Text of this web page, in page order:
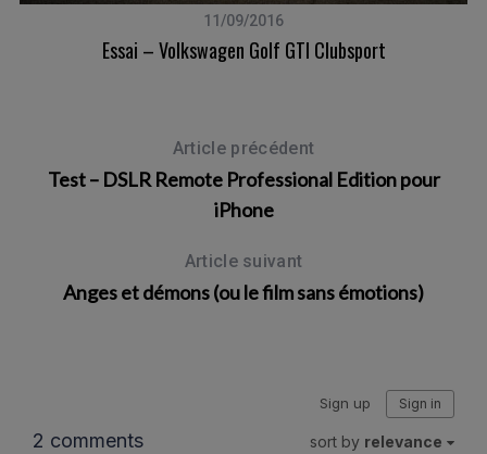
11/09/2016
Essai – Volkswagen Golf GTI Clubsport
Article précédent
Test – DSLR Remote Professional Edition pour
iPhone
Article suivant
Anges et démons (ou le film sans émotions)